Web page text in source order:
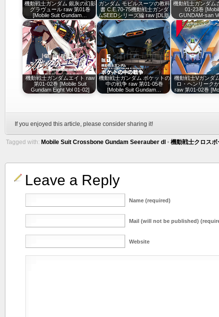
機動戦士ガンダム 銀灰の幻影
グラヴュール raw 第01巻
[Mobile Suit Gundam…
ガンダム モビルスーツの教科
書 C.E.70-75機動戦士ガンダ
ムSEEDシリーズ編 raw [DL版]
機動戦士ガンダム
01-23巻
GUNDAM-san
機動戦士ガンダムエイト raw
第01-02巻 [Mobile Suit
Gundam Eight Vol 01-02]
機動戦士ガンダム ポケットの
中の戦争 raw 第01-05巻
[Mobile Suit Gundam…
機動戦士Vガンダ
ロ・ヘンリーク
raw 第01-02巻
If you enjoyed this article, please consider sharing it!
Tagged with: Mobile Suit Crossbone Gundam Seerauber dl • 機動戦士クロス
Leave a Reply
Name (required)
Mail (will not be published)
Website